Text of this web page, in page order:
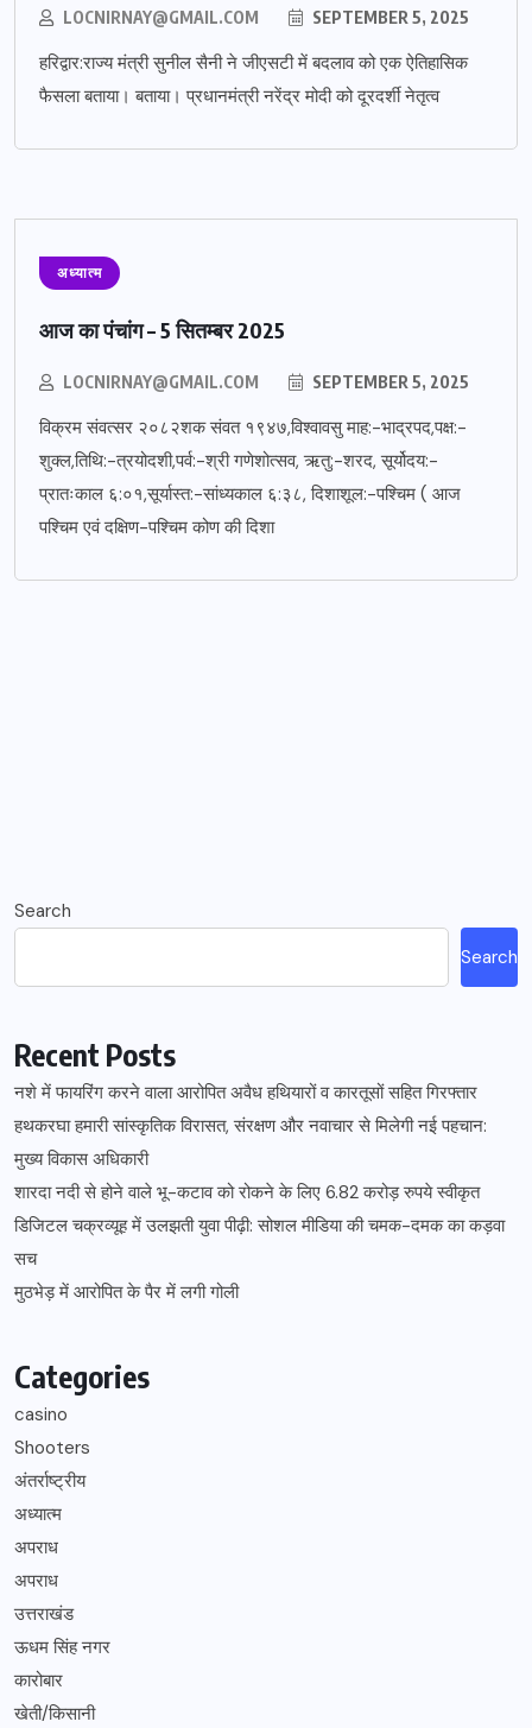
LOCNIRNAY@GMAIL.COM SEPTEMBER 5, 2025
हरिद्वार:राज्य मंत्री सुनील सैनी ने जीएसटी में बदलाव को एक ऐतिहासिक
फैसला बताया। बताया। प्रधानमंत्री नरेंद्र मोदी को दूरदर्शी नेतृत्व
अध्यात्म
आज का पंचांग – 5 सितम्बर 2025
LOCNIRNAY@GMAIL.COM SEPTEMBER 5, 2025
विक्रम संवत्सर २०८२शक संवत १९४७,विश्वावसु माह:-भाद्रपद,पक्ष:-
शुक्ल,तिथि:-त्रयोदशी,पर्व:-श्री गणेशोत्सव, ऋतु:-शरद, सूर्योदय:-
प्रातःकाल ६:०१,सूर्यास्त:-सांध्यकाल ६:३८, दिशाशूल:-पश्चिम ( आज
पश्चिम एवं दक्षिण-पश्चिम कोण की दिशा
Search
Search
Recent Posts
नशे में फायरिंग करने वाला आरोपित अवैध हथियारों व कारतूसों सहित गिरफ्तार
हथकरघा हमारी सांस्कृतिक विरासत, संरक्षण और नवाचार से मिलेगी नई पहचान:
मुख्य विकास अधिकारी
शारदा नदी से होने वाले भू-कटाव को रोकने के लिए 6.82 करोड़ रुपये स्वीकृत
डिजिटल चक्रव्यूह में उलझती युवा पीढ़ी: सोशल मीडिया की चमक-दमक का कड़वा
सच
मुठभेड़ में आरोपित के पैर में लगी गोली
Categories
casino
Shooters
अंतर्राष्ट्रीय
अध्यात्म
अपराध
अपराध
उत्तराखंड
ऊधम सिंह नगर
कारोबार
खेती/किसानी